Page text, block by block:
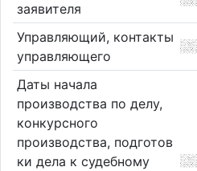
заявителя
Управляющий, контакты
управляющего
Даты начала
производства по делу,
конкурсного
производства, подготов
ки дела к судебному